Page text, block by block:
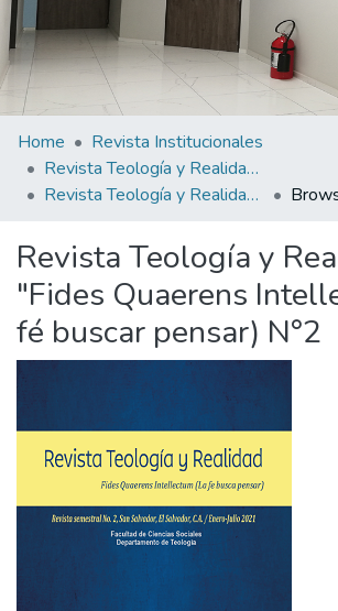
Home
Revista Institucionales
Revista Teología y Realidad "Fides Quaerens Intellectum" (La fe busca pensar)
Revista Teología y Realidad "Fides Quaerens Intellectum"(La fé buscar pensar) N°2
Revista Teología y
"Fides Quaerens
fé buscar pensar) N°2